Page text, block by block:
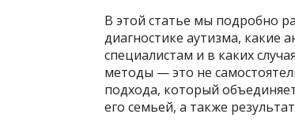
В этой статье мы подробно
диагностике аутизма, какие
специалистам и в каких
методы — это не
подхода, который
его семьей, а также